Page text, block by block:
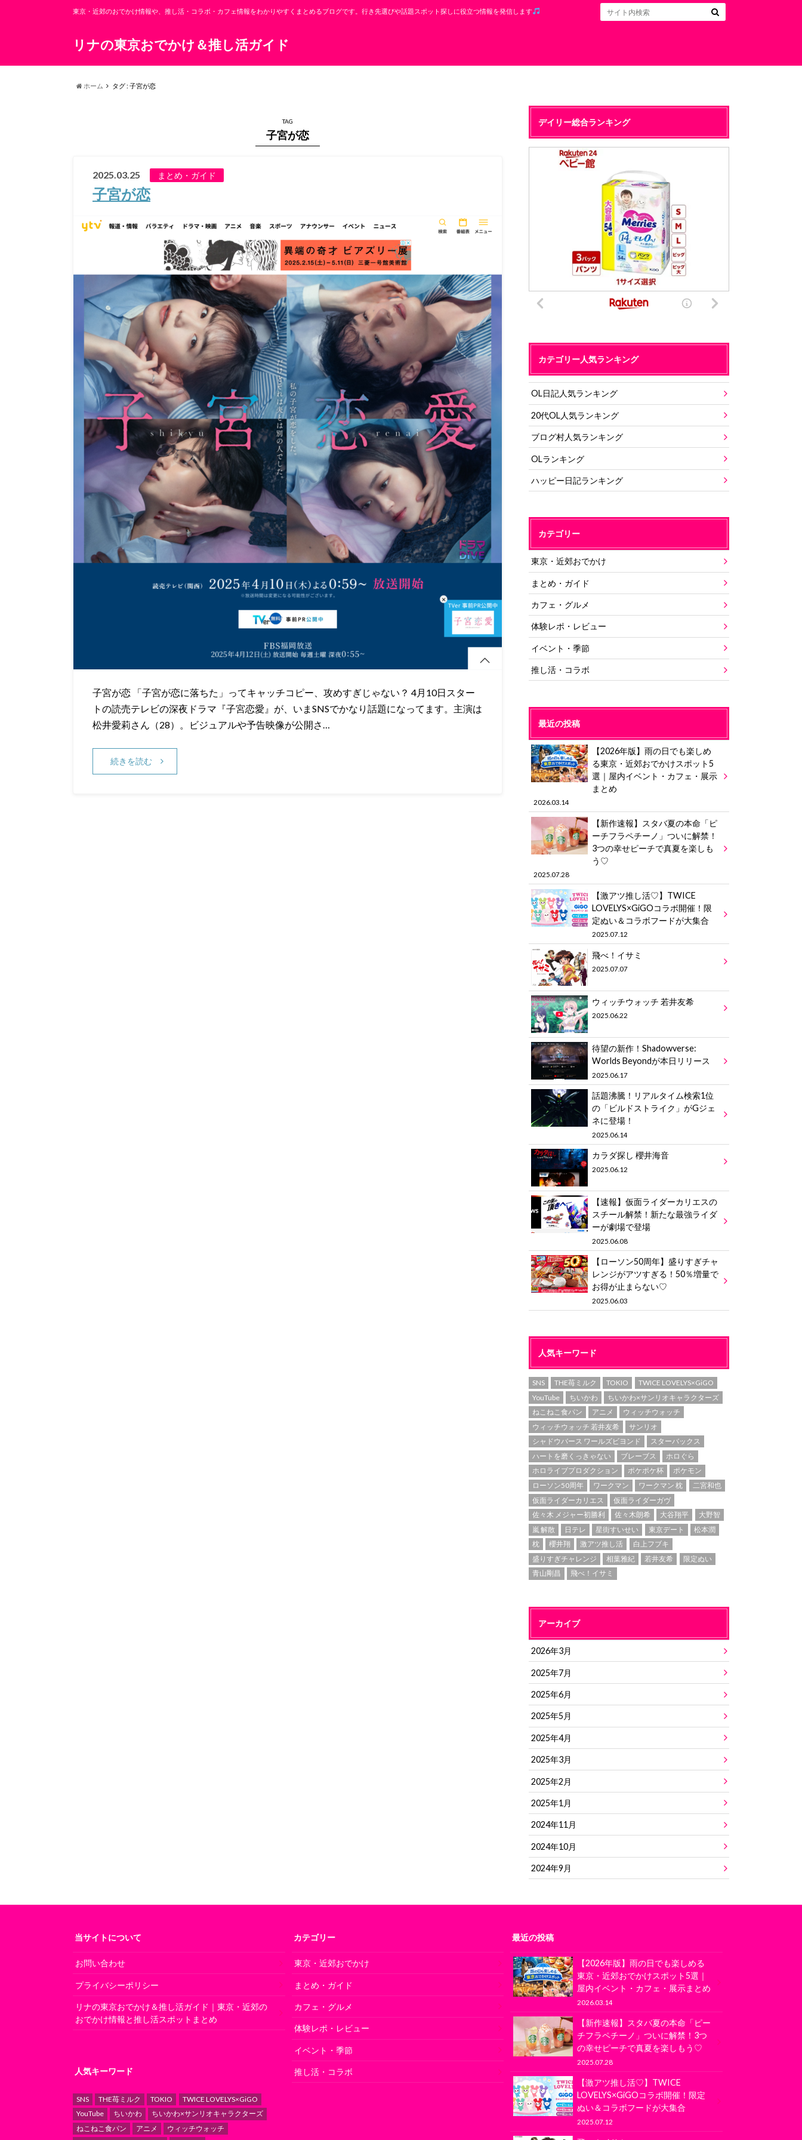
リナの東京おでかけ＆推し活ガイド
東京・近郊のおでかけ情報や、推し活・コラボ・カフェ情報をわかりやすくまとめるブログです。行き先選びや話題スポット探しに役立つ情報を発信します
ホーム タグ : 子宮が恋
TAG
子宮が恋
2025.03.25 まとめ・ガイド
子宮が恋
子宮が恋 「子宮が恋に落ちた」ってキャッチコピー、攻めすぎじゃない？ 4月10日スター
トの読売テレビの深夜ドラマ『子宮恋愛』が、いまSNSでかなり話題になってます。主演は
松井愛莉さん（28）。ビジュアルや予告映像が公開さ…
続きを読む
デイリー総合ランキング
カテゴリー人気ランキング
OL日記人気ランキング
20代OL人気ランキング
ブログ村人気ランキング
OLランキング
ハッピー日記ランキング
カテゴリー
東京・近郊おでかけ
まとめ・ガイド
カフェ・グルメ
体験レポ・レビュー
イベント・季節
推し活・コラボ
最近の投稿
【2026年版】雨の日でも楽しめ
る東京・近郊おでかけスポット5
選｜屋内イベント・カフェ・展示
まとめ
2026.03.14
【新作速報】スタバ夏の本命「ピ
ーチフラペチーノ」ついに解禁！
3つの幸せピーチで真夏を楽しも
う♡
2025.07.28
【激アツ推し活♡】TWICE
LOVELYS×GiGOコラボ開催！限
定ぬい＆コラボフードが大集合
2025.07.12
飛べ！イサミ
2025.07.07
ウィッチウォッチ 若井友希
2025.06.22
待望の新作！Shadowverse:
Worlds Beyondが本日リリース
2025.06.17
話題沸騰！リアルタイム検索1位
の「ビルドストライク」がGジェ
ネに登場！
2025.06.14
カラダ探し 櫻井海音
2025.06.12
【速報】仮面ライダーカリエスの
スチール解禁！新たな最強ライダ
ーが劇場で登場
2025.06.08
【ローソン50周年】盛りすぎチャ
レンジがアツすぎる！50％増量で
お得が止まらない♡
2025.06.03
人気キーワード
SNS THE苺ミルク TOKIO
TWICE LOVELYS×GiGO
YouTube
ちいかわ
ちいかわ×サンリオキャラクターズ
ねこねこ食パン
アニメ
ウィッチウォッチ
ウィッチウォッチ 若井友希
サンリオ
シャドウバース ワールズビヨンド
スターバックス
ハートを磨くっきゃない
ブレーブス
ホロぐら
ホロライブプロダクション
ポケポケ杯
ポケモン
ローソン50周年
ワークマン ワークマン 枕
二宮和也
仮面ライダーカリエス
仮面ライダーガヴ
佐々木 メジャー初勝利
佐々木朗希 大谷翔平
大野智
嵐 解散
日テレ 星街すいせい 東京デート
松本潤
枕
櫻井翔 激アツ推し活
白上フブキ
盛りすぎチャレンジ
相葉雅紀 若井友希
限定ぬい
青山剛昌
飛べ！イサミ
アーカイブ
2026年3月
2025年7月
2025年6月
2025年5月
2025年4月
2025年3月
2025年2月
2025年1月
2024年11月
2024年10月
2024年9月
当サイトについて
お問い合わせ
プライバシーポリシー
リナの東京おでかけ＆推し活ガイド｜東京・近郊の
おでかけ情報と推し活スポットまとめ
人気キーワード
SNS THE苺ミルク TOKIO
TWICE LOVELYS×GiGO
YouTube
ちいかわ
ちいかわ×サンリオキャラクターズ
ねこねこ食パン
アニメ
ウィッチウォッチ
カテゴリー
東京・近郊おでかけ
まとめ・ガイド
カフェ・グルメ
体験レポ・レビュー
イベント・季節
推し活・コラボ
最近の投稿
【2026年版】雨の日でも楽しめる
東京・近郊おでかけスポット5選｜
屋内イベント・カフェ・展示まとめ
2026.03.14
【新作速報】スタバ夏の本命「ピー
チフラペチーノ」ついに解禁！3つ
の幸せピーチで真夏を楽しもう♡
2025.07.28
【激アツ推し活♡】TWICE
LOVELYS×GiGOコラボ開催！限定
ぬい＆コラボフードが大集合
2025.07.12